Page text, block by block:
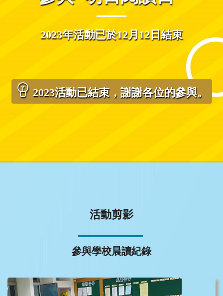
2023年活動已於12月12日結束
2023活動已結束，謝謝各位的參與。
活動剪影
參與學校晨讀紀錄